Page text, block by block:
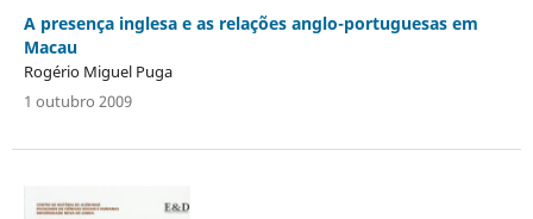
A presença inglesa e as relações anglo-portuguesas em
Macau
Rogério Miguel Puga
1 outubro 2009